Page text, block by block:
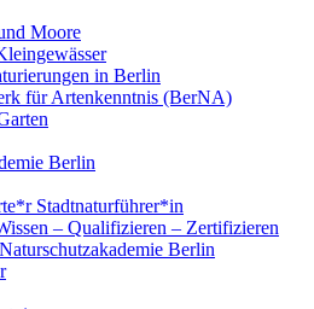
Moore
in Berlin
für Artenkenntnis (BerNA)
Berlin
Stadtnaturführer*in
– Qualifizieren – Zertifizieren
Berlin